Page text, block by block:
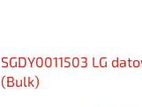
SGDY0011503 LG
(Bulk)